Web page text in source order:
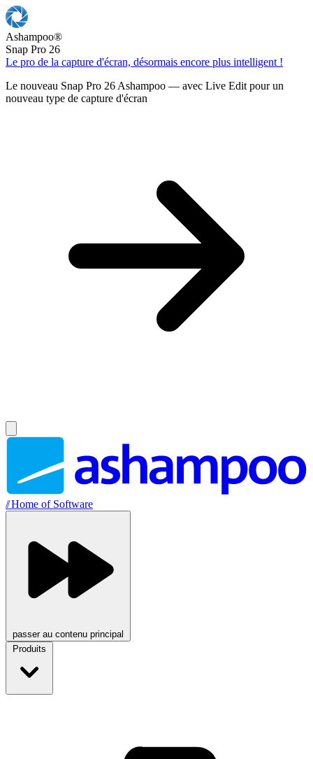
Ashampoo®
Snap Pro 26
Le pro de la capture d'écran, désormais encore plus intelligent !
Le nouveau Snap Pro 26 Ashampoo — avec Live Edit pour un
nouveau type de capture d'écran
//Home of Software
passer au contenu principal
Produits